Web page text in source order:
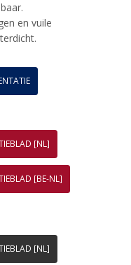
en vuile
[NL]
[BE-NL]
[NL]